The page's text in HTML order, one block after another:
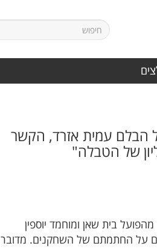
הבלם עמית אזרד, הקשר
של הטבלה"
בית שאן ומוחמד יוספין
על החתמתם של השחקנים. מדובר